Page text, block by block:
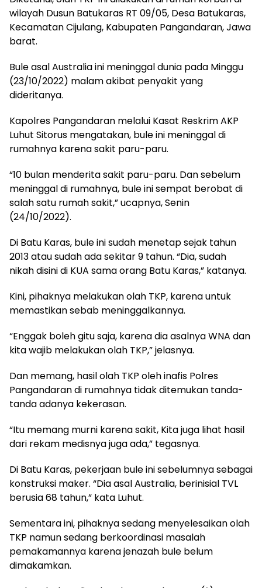
wilayah Dusun Batukaras RT 09/05, Desa Batukaras,
Kecamatan Cijulang, Kabupaten Pangandaran, Jawa
barat.
Bule asal Australia ini meninggal dunia pada Minggu
(23/10/2022) malam akibat penyakit yang
dideritanya.
Kapolres Pangandaran melalui Kasat Reskrim AKP
Luhut Sitorus mengatakan, bule ini meninggal di
rumahnya karena sakit paru-paru.
“10 bulan menderita sakit paru-paru. Dan sebelum
meninggal di rumahnya, bule ini sempat berobat di
salah satu rumah sakit,” ucapnya, Senin
(24/10/2022).
Di Batu Karas, bule ini sudah menetap sejak tahun
2013 atau sudah ada sekitar 9 tahun. “Dia, sudah
nikah disini di KUA sama orang Batu Karas,” katanya.
Kini, pihaknya melakukan olah TKP, karena untuk
memastikan sebab meninggalkannya.
“Enggak boleh gitu saja, karena dia asalnya WNA dan
kita wajib melakukan olah TKP,” jelasnya.
Dan memang, hasil olah TKP oleh inafis Polres
Pangandaran di rumahnya tidak ditemukan tanda-
tanda adanya kekerasan.
“Itu memang murni karena sakit, Kita juga lihat hasil
dari rekam medisnya juga ada,” tegasnya.
Di Batu Karas, pekerjaan bule ini sebelumnya sebagai
konstruksi maker. “Dia asal Australia, berinisial TVL
berusia 68 tahun,” kata Luhut.
Sementara ini, pihaknya sedang menyelesaikan olah
TKP namun sedang berkoordinasi masalah
pemakamannya karena jenazah bule belum
dimakamkan.